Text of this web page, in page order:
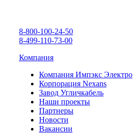
8-800-100-24-50
8-499-110-73-00
Компания
Компания Импэкс Электро
Корпорация Nexans
Завод Угличкабель
Наши проекты
Партнеры
Новости
Вакансии